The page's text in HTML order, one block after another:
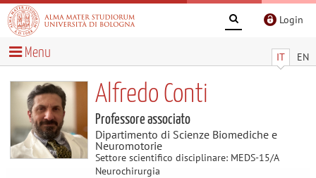
Login
IT EN
Menu
Alfredo Conti
Professore associato
Dipartimento di Scienze Biomediche e
Neuromotorie
Settore scientifico disciplinare: MEDS-15/A
Neurochirurgia